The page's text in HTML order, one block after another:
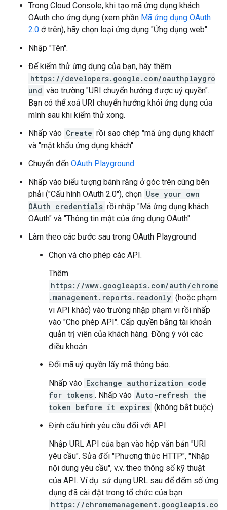
Trong Cloud Console, khi tạo mã ứng dụng khách
OAuth cho ứng dụng (xem phần Mã ứng dụng OAuth
2.0 ở trên), hãy chọn loại ứng dụng "Ứng dụng web".
Nhập "Tên".
Để kiểm thử ứng dụng của bạn, hãy thêm
https://developers.google.com/oauthplaygro
und vào trường "URI chuyển hướng được uỷ quyền".
Bạn có thể xoá URI chuyển hướng khỏi ứng dụng của
mình sau khi kiểm thử xong.
Nhấp vào Create rồi sao chép "mã ứng dụng khách"
và "mật khẩu ứng dụng khách".
Chuyển đến OAuth Playground
Nhấp vào biểu tượng bánh răng ở góc trên cùng bên
phải ("Cấu hình OAuth 2.0"), chọn Use your own
OAuth credentials rồi nhập "Mã ứng dụng khách
OAuth" và "Thông tin mật của ứng dụng OAuth".
Làm theo các bước sau trong OAuth Playground
Chọn và cho phép các API.
Thêm
https://www.googleapis.com/auth/chrome
.management.reports.readonly (hoặc phạm
vi API khác) vào trường nhập phạm vi rồi nhấp
vào "Cho phép API". Cấp quyền bằng tài khoản
quản trị viên của khách hàng. Đồng ý với các
điều khoản.
Đổi mã uỷ quyền lấy mã thông báo.
Nhấp vào Exchange authorization code
for tokens . Nhấp vào Auto-refresh the
token before it expires (không bắt buộc).
Định cấu hình yêu cầu đối với API.
Nhập URL API của bạn vào hộp văn bản "URI
yêu cầu". Sửa đổi "Phương thức HTTP", "Nhập
nội dung yêu cầu", v.v. theo thông số kỹ thuật
của API. Ví dụ: sử dụng URL sau để đếm số ứng
dụng đã cài đặt trong tổ chức của bạn:
https://chromemanagement.googleapis.co